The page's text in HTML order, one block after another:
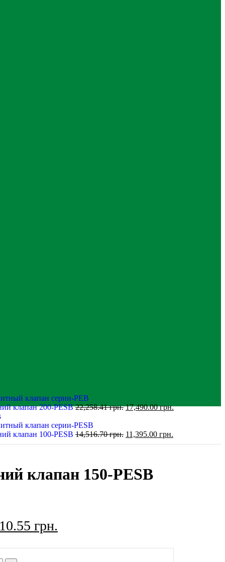
клапан 200-PESB22,258.41грн. 17,490.00грн.
клапан 100-PESB 14,516.70грн. 11,395.00 грн.
клапан 150-PESB
грн.